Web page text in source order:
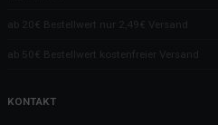
ab 20€ Bestellwert nur 2,49€ Versand
ab 50€ Bestellwert kostenfreier Versand
KONTAKT